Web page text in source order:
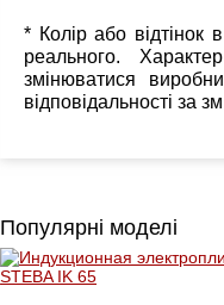
* Колір або відтінок
реального.
змінюватися
відповідальності за
Популярні моделі